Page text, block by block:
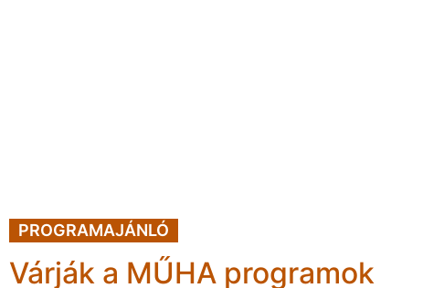
PROGRAMAJÁNLÓ
Várják a MŰHA programok